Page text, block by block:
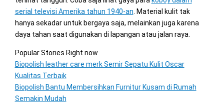
serial televisi Amerika tahun 1940-an . Material kulit tak
hanya sekadar untuk bergaya saja, melainkan juga karena
daya tahan saat digunakan di lapangan atau jalan raya.
Popular Stories Right now
Biopolish leather care merk Semir Sepatu Kulit Oscar
Kualitas Terbaik
Biopolish Bantu Membersihkan Furnitur Kusam di Rumah
Semakin Mudah